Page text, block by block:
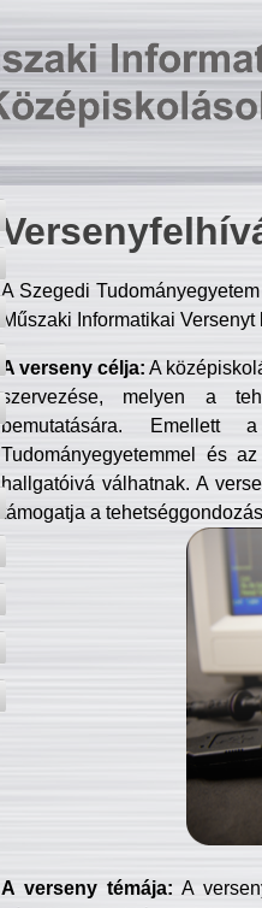
A Szegedi
Műszaki Informatikai
A verseny célja: A
szervezése, melyen a
bemutatására. Emellett
Tudományegyetemmel és
hallgatóivá válhatnak. A
támogatja a
A verseny témája: A